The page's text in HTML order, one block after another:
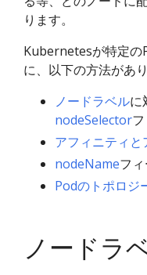
ります。
Kubernetesが特定の
に、以下の方法があ
ノードラベルに
nodeSelector
アフィニティと
nodeNameフ
Podのトポロジ
ノードラ